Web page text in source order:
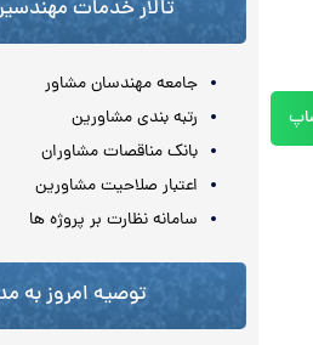
تالار خدمات
جامعه مهندسان مشاور
رتبه بندی مشاورین
بانک مناقصات مشاوران
اعتبار صلاحیت مشاورین
سامانه نظارت بر پروژه ها
توصیه امروز به